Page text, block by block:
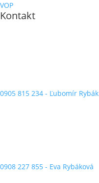
VOP
Kontakt
0905 815 234 - Ľubomír Rybák
0908 227 855 - Eva Rybáková